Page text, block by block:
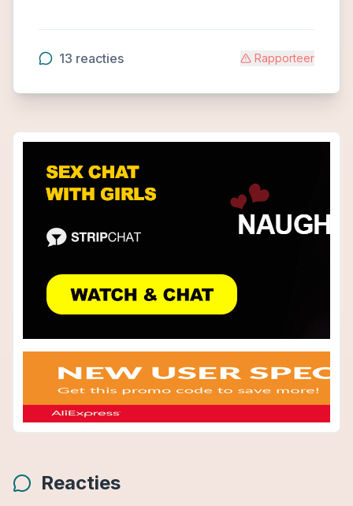
13 reacties Rapporteer
Reacties